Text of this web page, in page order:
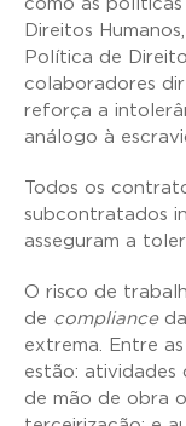
como as
Direitos Humanos,
Política de
colaboradores
reforça a
análogo à
Todos os
subcontratados
asseguram a
O risco de
de compliance
extrema. Entre
estão: atividades
de mão de obra